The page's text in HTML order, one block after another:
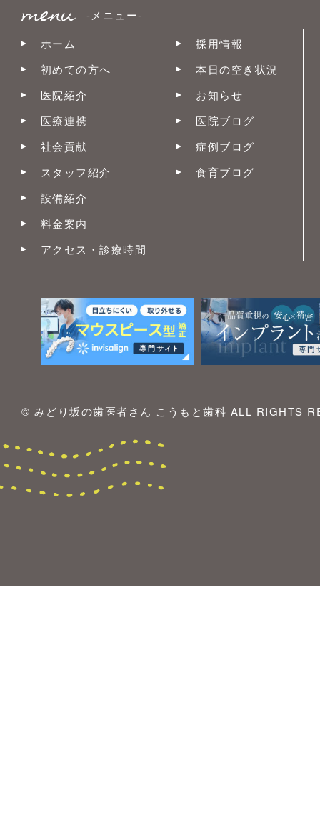
-メニュー-
ホーム
初めての方へ
医院紹介
医療連携
社会貢献
スタッフ紹介
設備紹介
料金案内
アクセス・診療時間
採用情報
本日の空き状況
お知らせ
医院ブログ
症例ブログ
食育ブログ
© みどり坂の歯医者さん こうもと歯科 ALL RIGHTS